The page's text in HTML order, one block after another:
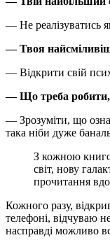
— Не реалізуватись
— Твоя
— Відкрити свій
— Що треба
— Зрозуміти, що
така ніби дуже
З кожною
світ, нову
прочитання
Кожного разу,
телефоні, відчуваю
насправді можливо